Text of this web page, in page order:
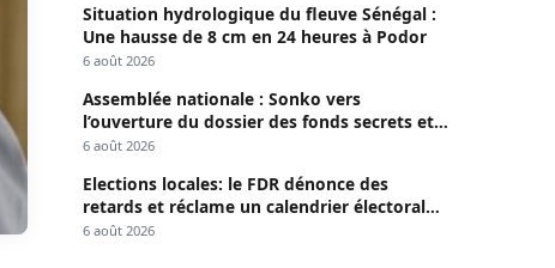
Situation hydrologique du fleuve Sénégal :
Une hausse de 8 cm en 24 heures à Podor
6 août 2026
Assemblée nationale : Sonko vers
l’ouverture du dossier des fonds secrets et
de la déclaration de patrimoine
6 août 2026
Elections locales: le FDR dénonce des
retards et réclame un calendrier électoral
clair
6 août 2026